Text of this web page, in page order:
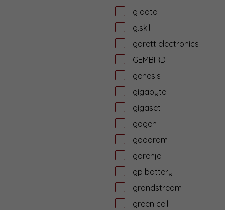
g data
g.skill
garett electronics
GEMBIRD
genesis
gigabyte
gigaset
gogen
goodram
gorenje
gp battery
grandstream
green cell